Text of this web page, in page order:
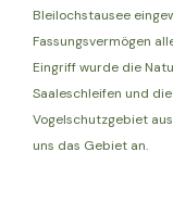
Bleilochstausee
Fassungsvermögen
Eingriff wurde die
Saaleschleifen und
Vogelschutzgebiet
uns das Gebiet an.